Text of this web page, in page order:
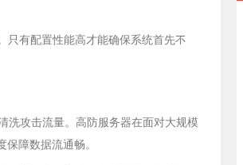
有配置性能高才能确保系统首先不
攻击流量。高防服务器在面对大规模
障数据流通畅。